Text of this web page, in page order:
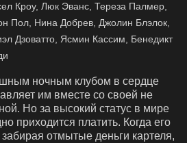
Кроу, Люк Эванс, Тереза Палмер,
Пол, Нина Добрев, Джолин Блэлок,
Дзоватто, Ясмин Кассим, Бенедикт
ночным клубом в сердце
им вместе со своей не
Но за высокий статус в мире
приходится платить. Когда его
отмытые деньги картеля,